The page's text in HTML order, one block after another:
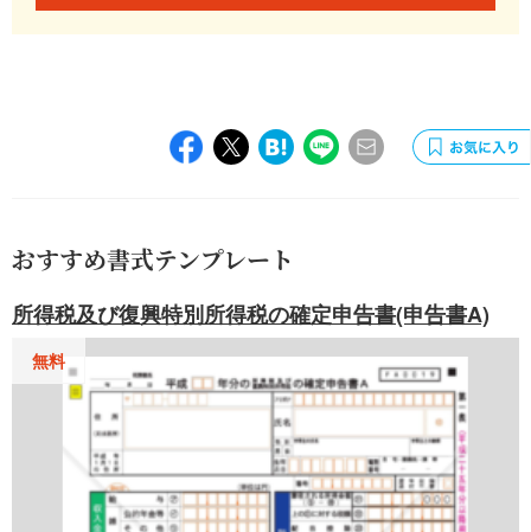
おすすめ書式テンプレート
所得税及び復興特別所得税の確定申告書(申告書A)
無料